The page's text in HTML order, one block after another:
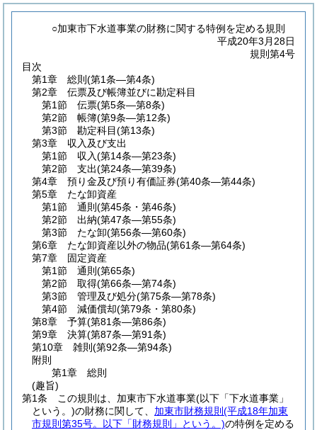
○加東市下水道事業の財務に関する特例を定める規則
平成20年3月28日
規則第4号
目次
第1章
総則 (第1条―第4条)
第2章
伝票及び帳簿並びに勘定科目
第1節
伝票(第5条―第8条)
第2節
帳簿(第9条―第12条)
第3節
勘定科目(第13条)
第3章
収入及び支出
第1節
収入(第14条―第23条)
第2節
支出(第24条―第39条)
第4章
預り金及び預り有価証券(第40条―第44条)
第5章
たな卸資産
第1節
通則 (第45条・第46条)
第2節
出納(第47条―第55条)
第3節
たな卸(第56条―第60条)
第6章
たな卸資産以外の物品(第61条―第64条)
第7章
固定資産
第1節
通則 (第65条)
第2節
取得(第66条―第74条)
第3節
管理及び処分(第75条―第78条)
第4節
減価償却(第79条・第80条)
第8章
予算(第81条―第86条)
第9章
決算(第87条―第91条)
第10章
雑則 (第92条―第94条)
附則
第1章
総則
(趣旨)
第1条
この規則は、加東市下水道事業(以下「下水道事業」
という。)の財務に関して、 加東市財務規則 (平成18年加東
市規則第35号。以下「財務規則」という。)の特例を定める